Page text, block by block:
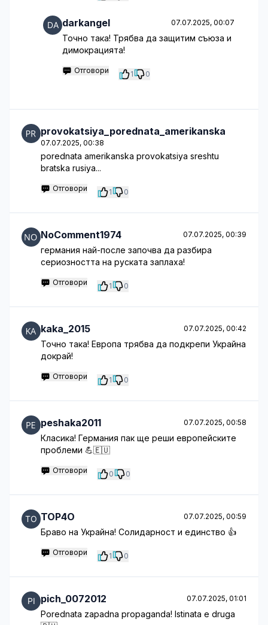
darkangel 07.07.2025, 00:07
Точно така! Трябва да защитим съюза и
димокрацията!
Отговори 1 0
provokatsiya_porednata_amerikanska
07.07.2025, 00:38
porednata amerikanska provokatsiya sreshtu
bratska rusiya...
Отговори 1 0
NoComment1974 07.07.2025, 00:39
германия най-после започва да разбира
сериозността на руската заплаха!
Отговори 1 0
kaka_2015 07.07.2025, 00:42
Точно така! Европа трябва да подкрепи Украйна
докрай!
Отговори 1 0
peshaka2011 07.07.2025, 00:58
Класика! Германия пак ще реши европейските
проблеми 💪🇪🇺
Отговори 0 0
TOP4O 07.07.2025, 00:59
Браво на Украйна! Солидарност и единство 👍
Отговори 1 0
pich_0072012 07.07.2025, 01:01
Porednata zapadna propaganda! Istinata e druga